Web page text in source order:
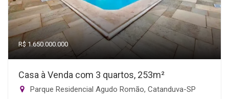
R$ 1.650.000.000
Casa à Venda com 3 quartos, 253m²
Parque Residencial Agudo Romão, Catanduva-SP